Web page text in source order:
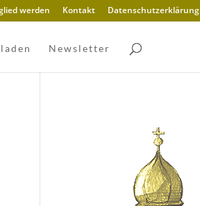
werden Kontakt Datenschutzerklärung
Newsletter